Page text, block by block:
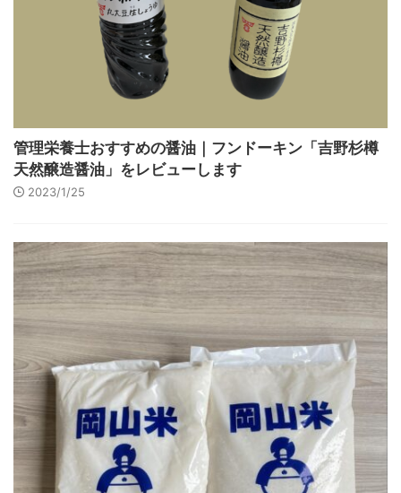
管理栄養士おすすめの醤油｜フンドーキン「吉野杉樽
天然醸造醤油」をレビューします
2023/1/25